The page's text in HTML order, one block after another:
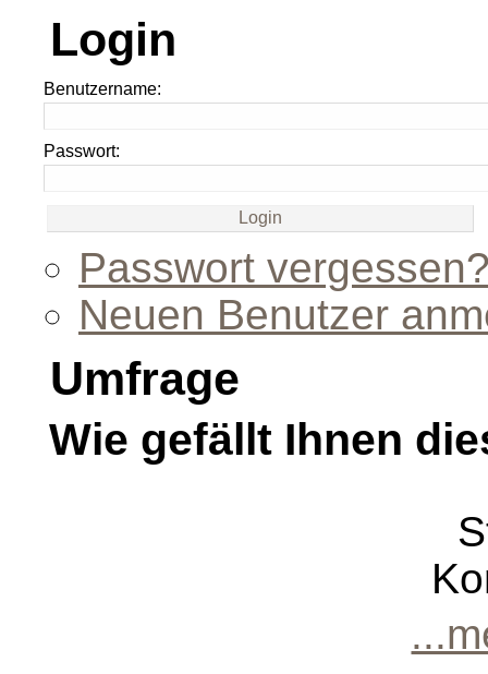
Login
Benutzername:
Passwort:
Passwort
Neuen Benutzer
Umfrage
Wie gefällt Ihnen